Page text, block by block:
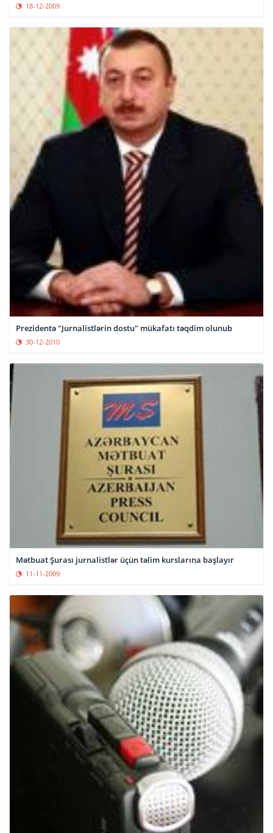
18-12-2009
Prezidentə "Jurnalistlərin dostu" mükafatı təqdim olunub
30-12-2010
Mətbuat Şurası jurnalistlər üçün təlim kurslarına başlayır
11-11-2009